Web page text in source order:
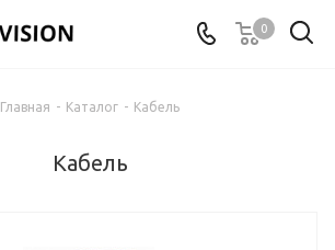
0
Главная - Каталог - Кабель
Кабель